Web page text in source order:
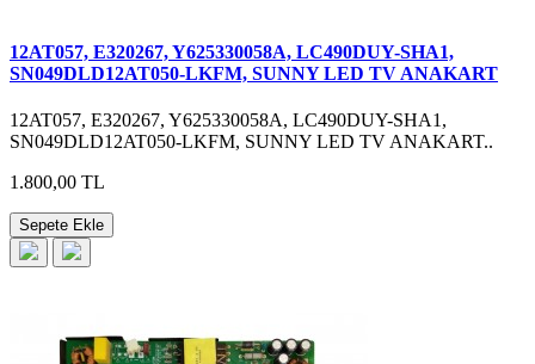
12AT057, E320267, Y625330058A, LC490DUY-SHA1,
SN049DLD12AT050-LKFM, SUNNY LED TV ANAKART
12AT057, E320267, Y625330058A, LC490DUY-SHA1,
SN049DLD12AT050-LKFM, SUNNY LED TV ANAKART..
1.800,00 TL
Sepete Ekle